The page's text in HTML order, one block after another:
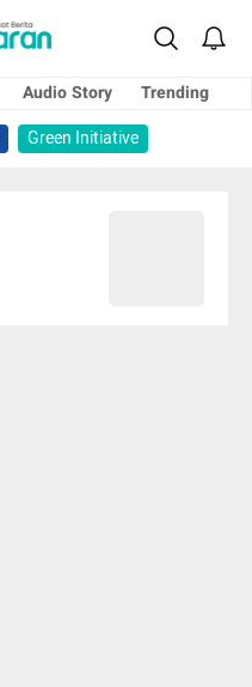
Audio Story
Trending
Green Initiative